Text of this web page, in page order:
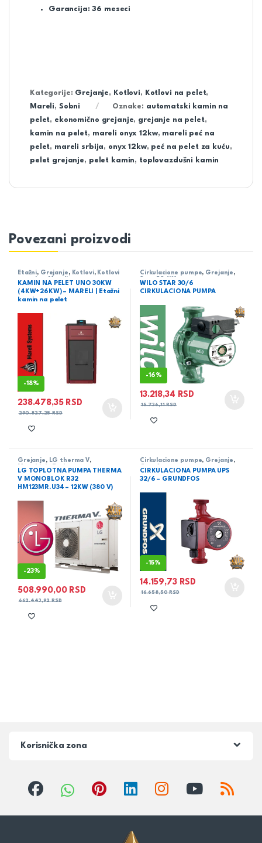
Garancija: 36 meseci
Kategorije: Grejanje, Kotlovi, Kotlovi na pelet,
Mareli, Sobni Oznake: automatski kamin na
pelet, ekonomično grejanje, grejanje na pelet,
kamin na pelet, mareli onyx 12kw, mareli peć na
pelet, mareli srbija, onyx 12kw, peć na pelet za kuću,
pelet grejanje, pelet kamin, toplovazdušni kamin
Povezani proizvodi
Etažni, Grejanje , Kotlovi, Kotlovi
KAMIN NA PELET UNO 30KW
(4KW+26KW) – MARELI | Etažni
kamin na pelet
-18%
238.478,35 RSD
290.827,25RSD
Cirkulacione pumpe, Grejanje ,
WILO STAR 30/6
CIRKULACIONA PUMPA
-16%
13.218,34 RSD
15.736,11RSD
Grejanje , LG therma V,
LG TOPLOTNA PUMPA THERMA
V MONOBLOK R32
HM123MR.U34 – 12KW (380 V)
-23%
508.990,00 RSD
662.443,92RSD
Cirkulacione pumpe, Grejanje ,
CIRKULACIONA PUMPA UPS
32/6 – GRUNDFOS
-15%
14.159,73 RSD
16.658,50RSD
Korisnička zona